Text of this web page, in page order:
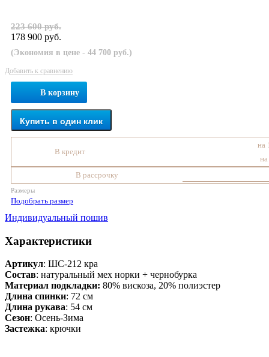
223 600 руб.
178 900 руб.
(Экономия в цене - 44 700 руб.)
Добавить к сравнению
В корзину
Купить в один клик
В кредит
на
В рассрочку
Размеры
Подобрать размер
Индивидуальный пошив
Характеристики
Артикул: ШС-212 кра
Состав: натуральный мех норки + чернобурка
Материал подкладки: 80% вискоза, 20% полиэстер
Длина спинки: 72 см
Длина рукава: 54 см
Сезон: Осень-Зима
Застежка: крючки